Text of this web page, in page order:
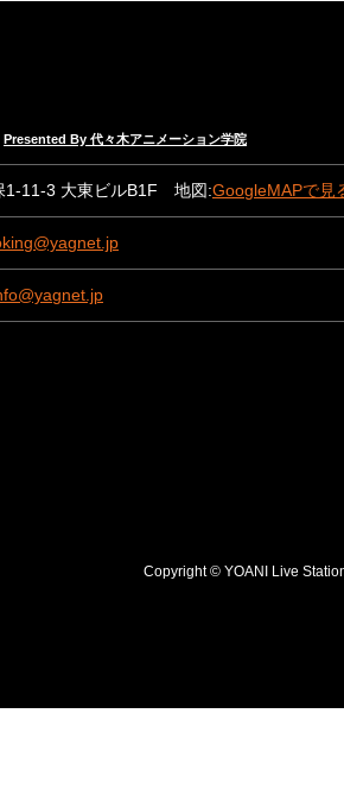
Presented By 代々木アニメーション学院
1-11-3 大東ビルB1F 地図:GoogleMAPで見
Copyright © YOANI Live